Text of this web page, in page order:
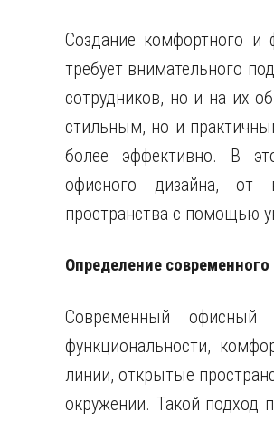
Создание комфортного и
требует внимательного
сотрудников, но и на их
стильным, но и
более эффективно. В
офисного дизайна, от
пространства с помощью
Определение
Современный офисный
функциональности,
линии, открытые
окружении. Такой подход